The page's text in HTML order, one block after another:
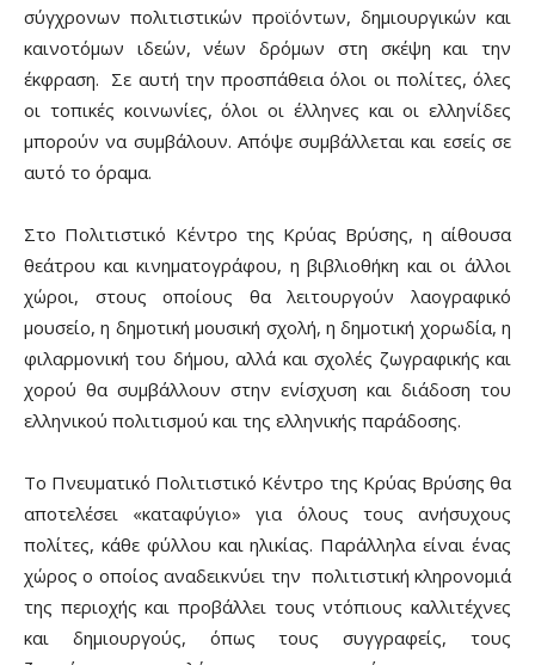
σύγχρονων πολιτιστικών προϊόντων, δημιουργικών και
καινοτόμων ιδεών, νέων δρόμων στη σκέψη και την
έκφραση. Σε αυτή την προσπάθεια όλοι οι πολίτες, όλες
οι τοπικές κοινωνίες, όλοι οι έλληνες και οι ελληνίδες
μπορούν να συμβάλουν. Απόψε συμβάλλεται και εσείς σε
αυτό το όραμα.
Στο Πολιτιστικό Κέντρο της Κρύας Βρύσης, η αίθουσα
θεάτρου και κινηματογράφου, η βιβλιοθήκη και οι άλλοι
χώροι, στους οποίους θα λειτουργούν λαογραφικό
μουσείο, η δημοτική μουσική σχολή, η δημοτική χορωδία, η
φιλαρμονική του δήμου, αλλά και σχολές ζωγραφικής και
χορού θα συμβάλλουν στην ενίσχυση και διάδοση του
ελληνικού πολιτισμού και της ελληνικής παράδοσης.
Το Πνευματικό Πολιτιστικό Κέντρο της Κρύας Βρύσης θα
αποτελέσει «καταφύγιο» για όλους τους ανήσυχους
πολίτες, κάθε φύλλου και ηλικίας. Παράλληλα είναι ένας
χώρος ο οποίος αναδεικνύει την πολιτιστική κληρονομιά
της περιοχής και προβάλλει τους ντόπιους καλλιτέχνες
και δημιουργούς, όπως τους συγγραφείς, τους